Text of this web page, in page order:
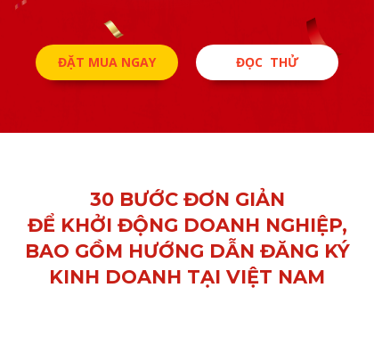
ĐẶT MUA NGAY ĐỌC THỬ
30 BƯỚC ĐƠN GIẢN
ĐỂ KHỞI ĐỘNG DOANH NGHIỆP,
BAO GỒM HƯỚNG DẪN ĐĂNG KÝ
KINH DOANH TẠI VIỆT NAM